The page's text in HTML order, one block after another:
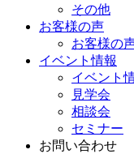
その他
お客様の声
お客様の
イベント情報
イベント
見学会
相談会
セミナー
お問い合わせ